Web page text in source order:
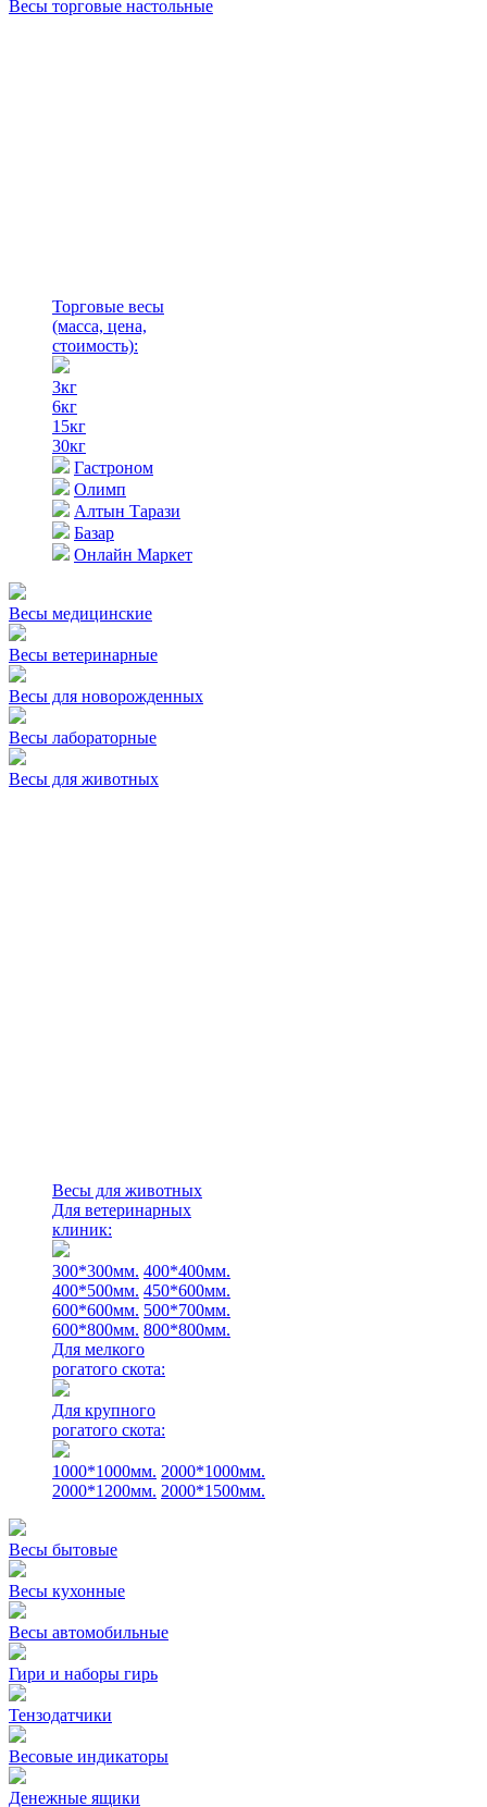
Весы торговые настольные
Торговые весы
(масса, цена,
стоимость):
3кг
6кг
15кг
30кг
Гастроном
Олимп
Алтын Тарази
Базар
Онлайн Маркет
Весы медицинские
Весы ветеринарные
Весы для новорожденных
Весы лабораторные
Весы для животных
Весы для животных
Для ветеринарных
клиник:
300*300мм. 400*400мм.
400*500мм. 450*600мм.
600*600мм. 500*700мм.
600*800мм. 800*800мм.
Для мелкого
рогатого скота:
Для крупного
рогатого скота:
1000*1000мм. 2000*1000мм.
2000*1200мм. 2000*1500мм.
Весы бытовые
Весы кухонные
Весы автомобильные
Гири и наборы гирь
Тензодатчики
Весовые индикаторы
Денежные ящики